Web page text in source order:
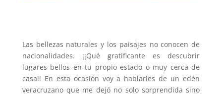
Las bellezas naturales y los paisajes no conocen de
nacionalidades. ¡¡Qué gratificante es descubrir
lugares bellos en tu propio estado o muy cerca de
casa!! En esta ocasión voy a hablarles de un edén
veracruzano que me dejó no solo sorprendida sino